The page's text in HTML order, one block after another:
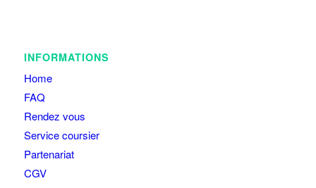
INFORMATIONS
Home
FAQ
Rendez vous
Service coursier
Partenariat
CGV